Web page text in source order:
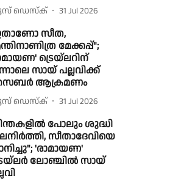
ഡെസ്ക് 31 Jul 2026
സീത,
മേക്കപ്പ്";
ട്രെയ്‌ലറിന്
സായ് പല്ലവിക്ക്
ആക്രമണം
ഡെസ്ക് 31 Jul 2026
പോലും ശുദ്ധി
സീതാദേവിയെ
'രാമായണ'
ലോഞ്ചിൽ സായ്